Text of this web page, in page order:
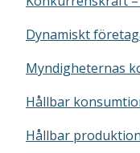
Dynamiskt
Myndigheternas
Hållbar
Hållbar